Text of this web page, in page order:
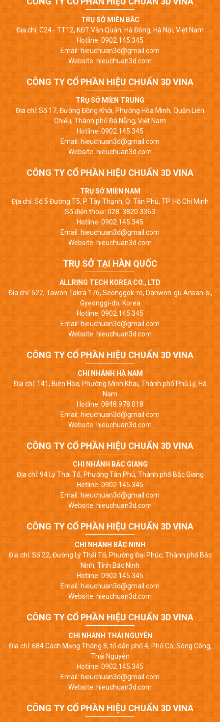
TRỤ SỞ MIỀN BẮC
Địa chỉ: C24 - TT12, KĐT Văn Quán, Hà Đông, Hà Nội, Việt Nam
Hotline: 0902.145.345
Email: hieuchuan3d@gmail.com
Website: hieuchuan3d.com
CÔNG TY CỔ PHẦN HIỆU CHUẨN 3D VINA
TRỤ SỞ MIỀN TRUNG
Địa chỉ: Số 17, Đường Đồng Khởi, Phường Hòa Minh, Quận Liên
Chiểu, Thành phố Đà Nẵng, Việt Nam
Hotline: 0902.145.345
Email: hieuchuan3d@gmail.com
Website: hieuchuan3d.com
CÔNG TY CỔ PHẦN HIỆU CHUẨN 3D VINA
TRỤ SỞ MIỀN NAM
Địa chỉ: Số 5 Đường T5, P. Tây Thạnh, Q. Tân Phú, TP. Hồ Chí Minh
Số điện thoại: 028. 3820 3363
Hotline: 0902.145.345
Email: hieuchuan3d@gmail.com
Website: hieuchuan3d.com
TRỤ SỞ TẠI HÀN QUỐC
ALLRING TECH KOREA CO., LTD
Địa chỉ: 522, Tawon Takra 176, Seonggok-ro, Danwon-gu Ansan-si,
Gyeonggi-do, Korea
Hotline: 0902.145.345
Email: hieuchuan3d@gmail.com
Website: hieuchuan3d.com
CÔNG TY CỔ PHẦN HIỆU CHUẨN 3D VINA
CHI NHÁNH HÀ NAM
Địa chỉ: 141, Biên Hòa, Phường Minh Khai, Thành phố Phủ Lý, Hà
Nam
Hotline: 0848.978.018
Email: hieuchuan3d@gmail.com
Website: hieuchuan3d.com
CÔNG TY CỔ PHẦN HIỆU CHUẨN 3D VINA
CHI NHÁNH BẮC GIANG
Địa chỉ: 94 Lý Thái Tổ, Phường Tân Phú, Thành phố Bắc Giang
Hotline: 0902.145.345
Email: hieuchuan3d@gmail.com
Website: hieuchuan3d.com
CÔNG TY CỔ PHẦN HIỆU CHUẨN 3D VINA
CHI NHÁNH BẮC NINH
Địa chỉ: Số 22, Đường Lý Thái Tổ, Phường Đại Phúc, Thành phố Bắc
Ninh, Tỉnh Bắc Ninh
Hotline: 0902.145.345
Email: hieuchuan3d@gmail.com
Website: hieuchuan3d.com
CÔNG TY CỔ PHẦN HIỆU CHUẨN 3D VINA
CHI NHÁNH THÁI NGUYÊN
Địa chỉ: 684 Cách Mạng Tháng 8, tổ dân phố 4, Phố Cò, Sông Công,
Thái Nguyên
Hotline: 0902.145.345
Email: hieuchuan3d@gmail.com
Website: hieuchuan3d.com
CÔNG TY CỔ PHẦN HIỆU CHUẨN 3D VINA